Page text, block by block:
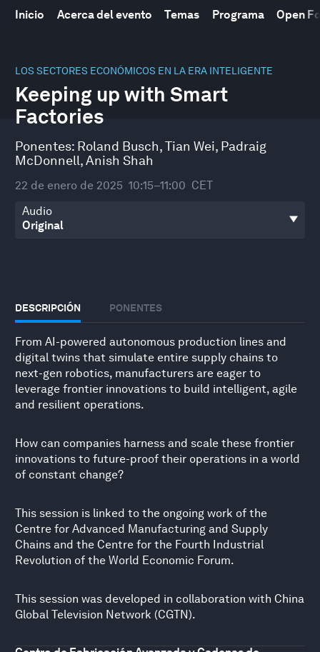
Inicio Acerca del evento Temas Programa Open
LOS SECTORES ECONÓMICOS EN LA ERA INTELIGENTE
Keeping up with Smart
Factories
Ponentes: Roland Busch,Tian Wei, Padraig
McDonnell,Anish Shah
22 de enero de 2025 10:15–11:00 CET
Audio
DESCRIPCIÓN PONENTES
From AI-powered autonomous production lines and
digital twins that simulate entire supply chains to
next-gen robotics, manufacturers are eager to
leverage frontier innovations to build intelligent, agile
and resilient operations.
How can companies harness and scale these frontier
innovations to future-proof their operations in a world
of constant change?
This session is linked to the ongoing work of the
Centre for Advanced Manufacturing and Supply
Chains and the Centre for the Fourth Industrial
Revolution of the World Economic Forum.
This session was developed in collaboration with China
Global Television Network (CGTN).
seconds
46
minutes,
31
seconds